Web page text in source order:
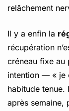
relâchement
Il y a enfin la
récupération
créneau fixe au
intention — « je
habitude tenue.
après semaine,